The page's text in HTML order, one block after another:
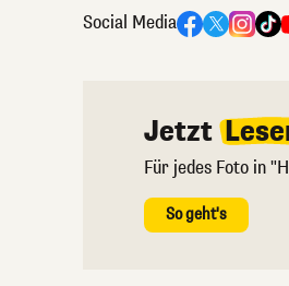
Social Media
Jetzt
Für jedes Foto in
So geht's